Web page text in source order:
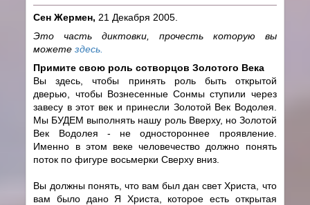
Сен Жермен, 21 Декабря 2005.
Это часть диктовки, прочесть которую вы
можетездесь.
Примите свою роль сотворцов Золотого Века
Вы здесь, чтобы принять роль быть открытой
дверью, чтобы Вознесенные Сонмы ступили через
завесу в этот век и принесли Золотой Век Водолея.
Мы БУДЕМ выполнять нашу роль Вверху, но Золотой
Век Водолея - не одностороннее проявление.
Именно в этом веке человечество должно понять
поток по фигуре восьмерки Сверху вниз.
Вы должны понять, что вам был дан свет Христа, что
вам было дано Я Христа, которое есть открытая